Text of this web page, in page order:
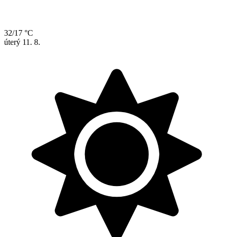
32/17 °C
úterý 11. 8.